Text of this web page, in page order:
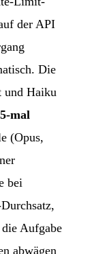
der API
Die
und Haiku
5-mal
(Opus,
bei
Aufgabe
abwägen